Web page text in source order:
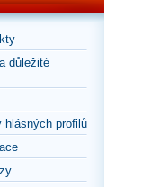
důležité
hlásných profilů